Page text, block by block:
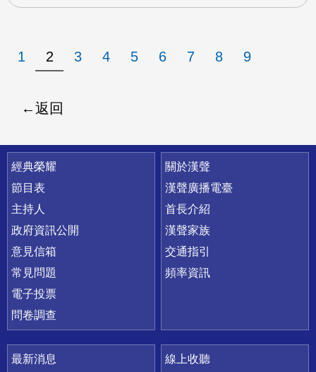
1 2 3 4 5 6 7 8 9
返回
快速連結
經典榮耀
節目表
主持人
政府資訊公開
意見信箱
常見問題
電子投票
問卷調查
關於漢聲
漢聲廣播電臺
首長介紹
漢聲家族
交通指引
頻率資訊
最新消息
線上收聽